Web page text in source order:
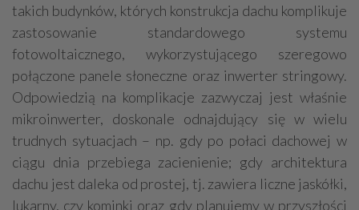
takich budynków, których konstrukcja dachu komplikuje
zastosowanie standardowego systemu
fotowoltaicznego, wykorzystującego szeregowo
połączone panele słoneczne oraz inwerter stringowy.
Odpowiedzią na komplikacje zazwyczaj jest właśnie
mikroinwerter, doskonale odnajdujący się w wielu
trudnych sytuacjach – np. gdy po połaci dachowej w
ciągu dnia przebiega zacienienie; gdy architektura
dachu jest daleka od prostej, tj. zawiera liczne jaskółki,
lukarny, czy kominki oraz gdy planujemy w przyszłości